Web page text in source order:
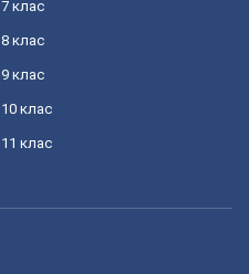
7 клас
8 клас
9 клас
10 клас
11 клас